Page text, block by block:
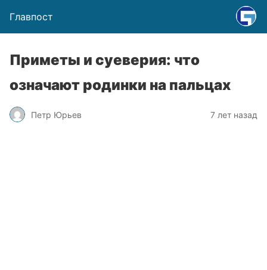
Главпост
Приметы и суеверия: что
означают родинки на пальцах
Петр Юрьев 7 лет назад